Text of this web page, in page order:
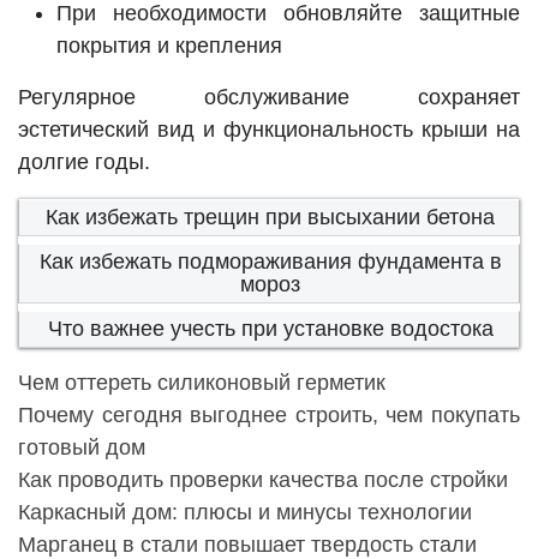
При необходимости обновляйте защитные
покрытия и крепления
Регулярное обслуживание сохраняет
эстетический вид и функциональность крыши на
долгие годы.
Как избежать трещин при высыхании бетона
Как избежать подмораживания фундамента в
мороз
Что важнее учесть при установке водостока
Чем оттереть силиконовый герметик
Почему сегодня выгоднее строить, чем покупать
готовый дом
Как проводить проверки качества после стройки
Каркасный дом: плюсы и минусы технологии
Марганец в стали повышает твердость стали